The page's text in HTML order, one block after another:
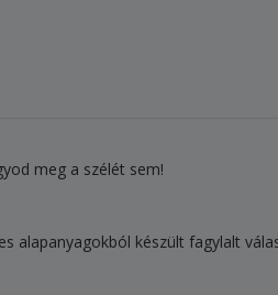
meg a szélét sem!
alapanyagokból készült fagylalt